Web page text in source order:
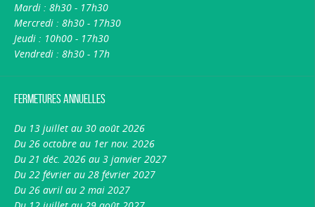
Mardi : 8h30 - 17h30
Mercredi : 8h30 - 17h30
Jeudi : 10h00 - 17h30
Vendredi : 8h30 - 17h
Fermetures annuelles
Du 13 juillet au 30 août 2026
Du 26 octobre au 1er nov. 2026
Du 21 déc. 2026 au 3 janvier 2027
Du 22 février au 28 février 2027
Du 26 avril au 2 mai 2027